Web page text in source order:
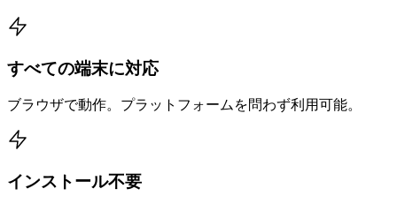
すべての端末に対応
ブラウザで動作。プラットフォームを問わず利用可能。
インストール不要